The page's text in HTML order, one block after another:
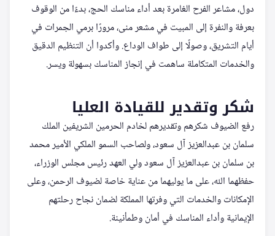
دول، مشاعر الفرح الغامرة بعد أداء مناسك الحج، بدءًا من الوقوف
بعرفة والنفرة إلى المبيت في مشعر منى، مرورًا برمي الجمرات في
أيام التشريق، وصولًا إلى طواف الوداع. وأكدوا أن التنظيم الدقيق
والخدمات المتكاملة ساهمت في إنجاز المناسك بسهولة ويسر.
شكر وتقدير للقيادة العليا
رفع الضيوف شكرهم وتقديرهم لخادم الحرمين الشريفين الملك
سلمان بن عبدالعزيز آل سعود، ولصاحب السمو الملكي الأمير محمد
بن سلمان بن عبدالعزيز آل سعود ولي العهد رئيس مجلس الوزراء،
حفظهما الله، على ما يوليهما من عناية خاصة لضيوف الرحمن، وعلى
الإمكانات والخدمات التي وفرتها المملكة لضمان نجاح رحلتهم
الإيمانية وأداء المناسك في أمان وطمأنينة.